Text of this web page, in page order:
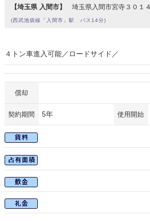
【埼玉県 入間市】 埼玉県入間市宮寺３０１
(西武池袋線「入間市」駅 バス14分)
４トン車進入可能／ロードサイド／
償却
契約期間 5年 使用開始